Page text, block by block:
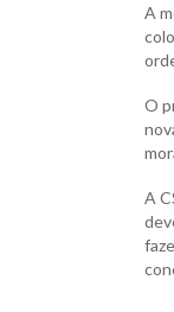
A
O
A